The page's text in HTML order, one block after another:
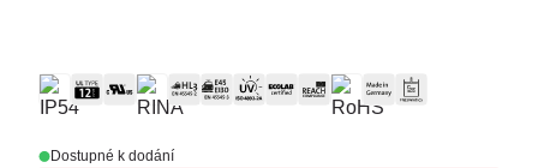
Dostupné k dodání